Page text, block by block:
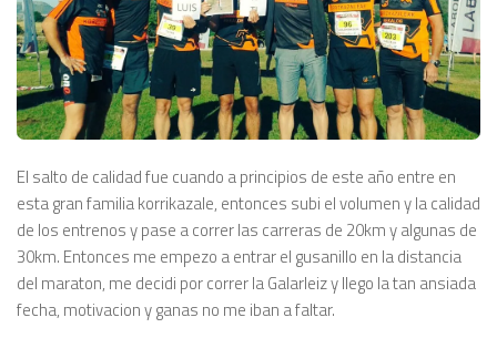
El salto de calidad fue cuando a principios de este año entre en
esta gran familia korrikazale, entonces subi el volumen y la calidad
de los entrenos y pase a correr las carreras de 20km y algunas de
30km. Entonces me empezo a entrar el gusanillo en la distancia
del maraton, me decidi por correr la Galarleiz y llego la tan ansiada
fecha, motivacion y ganas no me iban a faltar.